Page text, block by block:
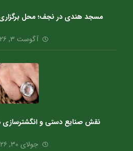
مسجد هندی در نجف؛ محل
آگوست ۳, ۲۰۲۶
نقش صنایع دستی و
جولای ۳۰, ۲۰۲۶